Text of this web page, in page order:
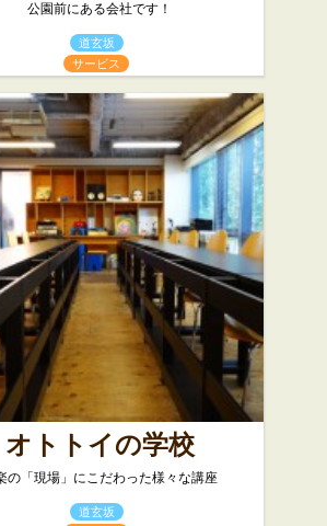
公園前にある会社です！
道玄坂
サービス
オトトイの学校
の「現場」にこだわった様々な講座
道玄坂